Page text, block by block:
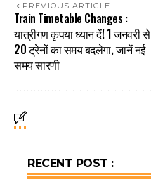
PREVIOUS ARTICLE
Train Timetable Changes :
यात्रीगण कृपया ध्यान दें! 1 जनवरी से
20 ट्रेनों का समय बदलेगा, जानें नई
समय सारणी
RECENT POST :